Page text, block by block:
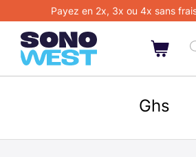
Payez en 2x, 3x ou 4x sans
Ghs